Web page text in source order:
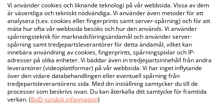
Vi använder cookies och liknande teknologi på vår webbsida. Vissa av dem
är väsentliga och tekniskt nödvändiga. Vi använder även metoder för att
analysera (t.ex. cookies eller fingerprints samt server-spårning) och för att
mäta hur ofta vår webbsida besöks och hur den används. Vi använder
spårningsteknik för marknadsföringsändamål och använder server-
spårning samt tredjepartsleverantörer för detta ändamål, vilket kan
innebära användning av cookies, fingerprints, spårningspixlar och IP-
adresser på olika enheter. Vi bäddar även in tredjepartsinnehåll från andra
leverantörer (videoplattformar) på vår webbsida. Vi har inget inflytande
över den vidare databehandlingen eller eventuell spårning från
tredjepartsleverantörens sida. Med din inställning samtycker du till de
processer som beskrivs ovan. Du kan återkalla ditt samtycke för framtida
verkan. (BoD-juridisk information)